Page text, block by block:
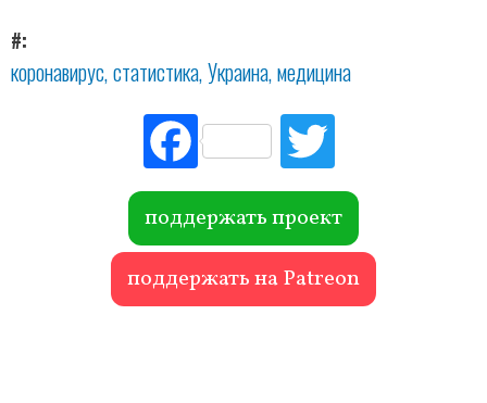
#
коронавирус статистика Украина медицина
Fac
ebo
ok r
поддержать проект
поддержать на Patreon